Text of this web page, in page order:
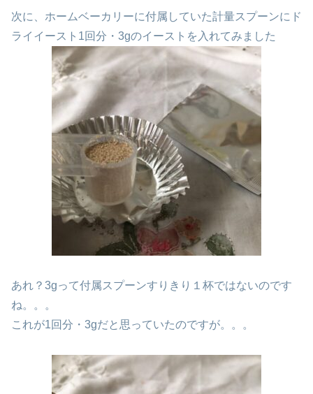
次に、ホームベーカリーに付属していた計量スプーンにド
ライイースト1回分・3gのイーストを入れてみました
あれ？3gって付属スプーンすりきり１杯ではないのです
ね。。。
これが1回分・3gだと思っていたのですが。。。